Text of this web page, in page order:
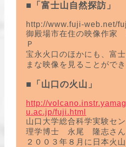
■「富士山自然探訪」
http://www.fuji-web.net/
御殿場市在住の映像作家
Ｐ
宝永火口のほかにも、富
まな映像を見ることができ
■「山口の火山」
http://
u.ac.jp/fuji.html
山口大学総合科学実験セ
理学博士 永尾 隆志さん
２００３年８月に日本火